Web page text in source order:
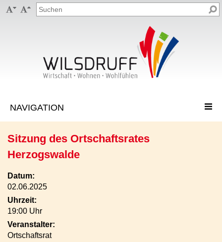
 
Sitzung des Ortschaftsrates
Herzogswalde
Datum:
02.06.2025
Uhrzeit:
19:00 Uhr
Veranstalter:
Ortschaftsrat